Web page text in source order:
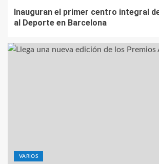
Inauguran el primer centro integral
al Deporte en Barcelona
VARIOS